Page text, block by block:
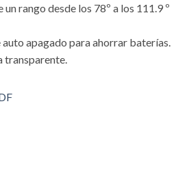
rango desde los 78º a los 111.9 º
apagado para ahorrar baterías.
transparente.